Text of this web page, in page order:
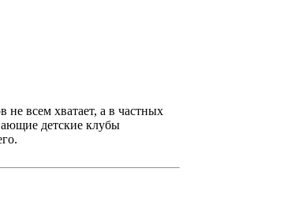
не всем хватает, а в частных
детские клубы